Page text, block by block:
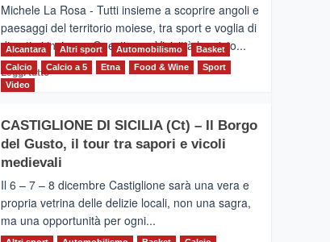
Michele La Rosa - Tutti insieme a scoprire angoli e
paesaggi del territorio moiese, tra sport e voglia di
divertirsi insieme. Quest'anno Vivicittà ha visto...
Leggi tuttoLeggi
MOIO
ALCANTARA
–
alla
scoperta
del
territorio,
Alcantara Altri sport Automobilismo
Basket
Calcio
Calcio a 5 Etna Food & Wine
Sport
Video
CASTIGLIONE DI SICILIA (Ct) – Il Borgo
del Gusto, il tour tra sapori e vicoli
medievali
Il 6 – 7 – 8 dicembre Castiglione sarà una vera e
propria vetrina delle delizie locali, non una sagra,
ma una opportunità per ogni...